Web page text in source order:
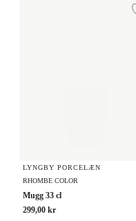
LYNGBY PORCELÆN
RHOMBE COLOR
Mugg 33 cl
299,00 kr